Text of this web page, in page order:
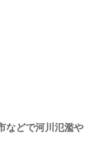
などで河川氾濫や